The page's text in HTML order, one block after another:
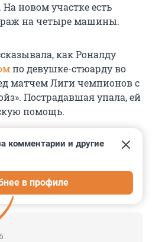
новом участке есть
на четыре машины.
как Роналду
по девушке-стюарду во
матчем Лиги чемпионов с
Пострадавшая упала, ей
помощь.
комментарии и другие
в профиле